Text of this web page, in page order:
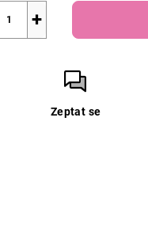
+
Zeptat se